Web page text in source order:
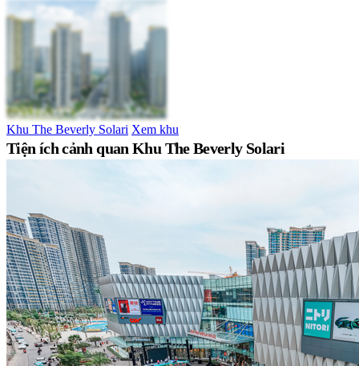
Khu The Beverly Solari Xem khu
Tiện ích cảnh quan Khu The Beverly Solari